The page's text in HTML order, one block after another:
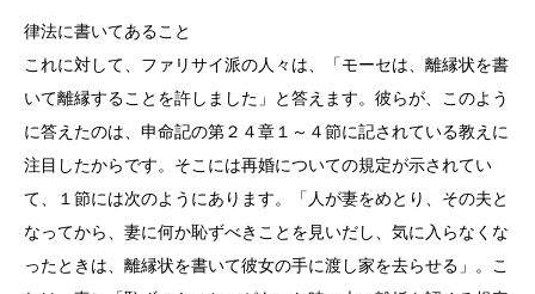
律法に書いてあること
これに対して、ファリサイ派の人々は、「モーセは、離縁状を書
いて離縁することを許しました」と答えます。彼らが、このよう
に答えたのは、申命記の第２４章１～４節に記されている教えに
注目したからです。そこには再婚についての規定が示されてい
て、１節には次のようにあります。「人が妻をめとり、その夫と
なってから、妻に何か恥ずべきことを見いだし、気に入らなくな
ったときは、離縁状を書いて彼女の手に渡し家を去らせる」。こ